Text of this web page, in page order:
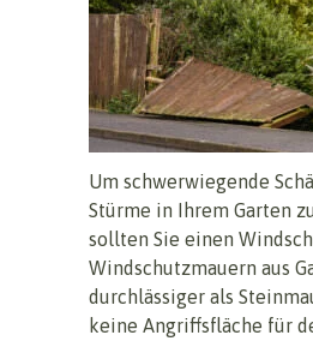
Um schwerwiegende
Stürme in Ihrem Garten
sollten Sie einen
Windschutzmauern aus
durchlässiger als
keine Angriffsfläche für